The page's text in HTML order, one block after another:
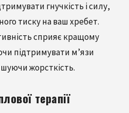
гнучкість і силу,
тиску на ваш хребет.
сприяє кращому
підтримувати м’язи
жорсткість.
терапії